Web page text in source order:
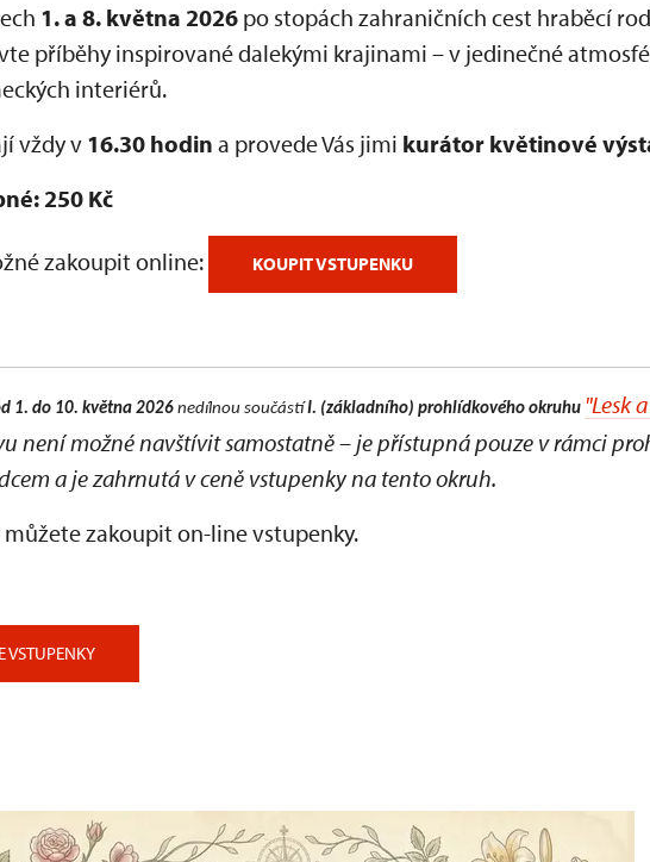
1. a 8. května 2026 po stopách zahraničních cest hraběcí
příběhy inspirované dalekými krajinami – v jedinečné
interiérů.
vždy v 16.30 hodin a provede Vás jimi kurátor květinové
250 Kč
zakoupit online: KOUPIT VSTUPENKU
1. do 10. května 2026 nedílnou součástíI. (základního) prohlídkového okruhu "Lesk
není možné navštívit samostatně – je přístupná pouze v rámci
a je zahrnutá v ceně vstupenky na tento okruh.
můžete zakoupit on-line vstupenky.
VSTUPENKY